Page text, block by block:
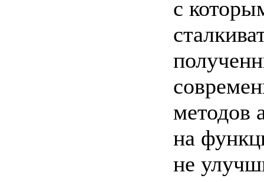
с
методов
на
не